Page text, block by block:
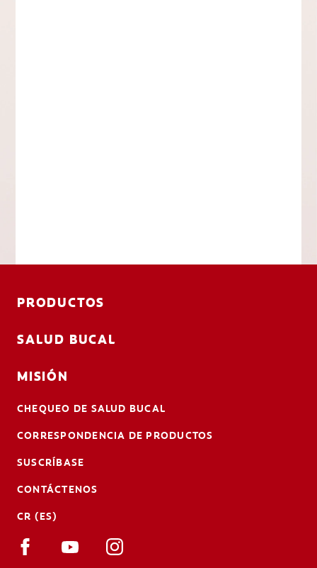
PRODUCTOS
SALUD BUCAL
MISIÓN
CHEQUEO DE SALUD BUCAL
CORRESPONDENCIA DE PRODUCTOS
SUSCRÍBASE
CONTÁCTENOS
CR (ES)